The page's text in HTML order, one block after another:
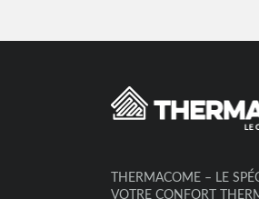
THERMACOME – LE
VOTRE CONFORT